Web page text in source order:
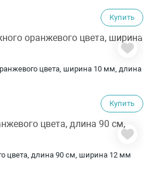
Купить
цвета, ширина 10 мм, длина
Купить
цвета, длина 90 см, ширина 12 мм